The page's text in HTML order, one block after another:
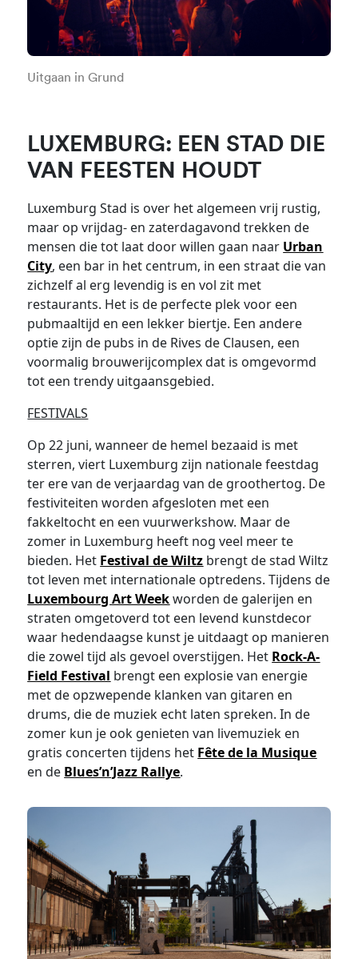
Uitgaan in Grund
LUXEMBURG: EEN STAD DIE
VAN FEESTEN HOUDT
Luxemburg Stad is over het algemeen vrij rustig,
maar op vrijdag- en zaterdagavond trekken de
mensen die tot laat door willen gaan naar Urban
City, een bar in het centrum, in een straat die van
zichzelf al erg levendig is en vol zit met
restaurants. Het is de perfecte plek voor een
pubmaaltijd en een lekker biertje. Een andere
optie zijn de pubs in de Rives de Clausen, een
voormalig brouwerijcomplex dat is omgevormd
tot een trendy uitgaansgebied.
FESTIVALS
Op 22 juni, wanneer de hemel bezaaid is met
sterren, viert Luxemburg zijn nationale feestdag
ter ere van de verjaardag van de groothertog. De
festiviteiten worden afgesloten met een
fakkeltocht en een vuurwerkshow. Maar de
zomer in Luxemburg heeft nog veel meer te
bieden. Het Festival de Wiltz brengt de stad Wiltz
tot leven met internationale optredens. Tijdens de
Luxembourg Art Weekworden de galerijen en
straten omgetoverd tot een levend kunstdecor
waar hedendaagse kunst je uitdaagt op manieren
die zowel tijd als gevoel overstijgen. Het Rock-A-
Field Festival brengt een explosie van energie
met de opzwepende klanken van gitaren en
drums, die de muziek echt laten spreken. In de
zomer kun je ook genieten van livemuziek en
gratis concerten tijdens het Fête de la Musique
en de Blues’n’Jazz Rallye.